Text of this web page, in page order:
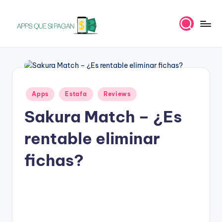
ganar
Publicado
en
Apps Estafa Reviews
Sakura Match – ¿Es
rentable eliminar
fichas?